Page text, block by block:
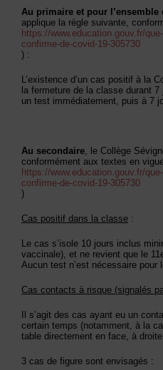
Au primaire et pour l’ensemble
applique la règle suivante,
https://www.education.gouv.fr/
confirme-de-covid-19-305730
) :
L’existence d’un cas positif à la
la fermeture de la classe durant
un test immédiatement, puis à 7
Au secondaire, le Collège
conformément aux textes en
https://www.education.gouv.fr/
confirme-de-covid-19-305730
)
Cas positif dans la classe :
Le cas s’isole 10 jours inclus
vaccinale), et ne revient que le
Aucun test n’est nécessaire pour
Cas contacts à risque (signalés
Il s’agit des cas ayant eu un
certain temps (notamment, à la
table directement en face, à
3 cas de figure sont envisagés :